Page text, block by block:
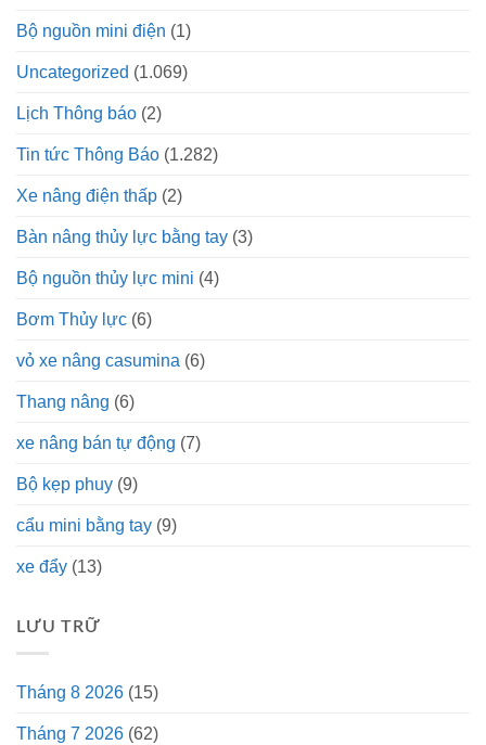
Bộ nguồn mini điện (1)
Uncategorized (1.069)
Lịch Thông báo (2)
Tin tức Thông Báo (1.282)
Xe nâng điện thấp (2)
Bàn nâng thủy lực bằng tay (3)
Bộ nguồn thủy lực mini (4)
Bơm Thủy lực (6)
vỏ xe nâng casumina (6)
Thang nâng (6)
xe nâng bán tự động (7)
Bộ kẹp phuy (9)
cẩu mini bằng tay (9)
xe đẩy (13)
LƯU TRỮ
Tháng 8 2026 (15)
Tháng 7 2026 (62)